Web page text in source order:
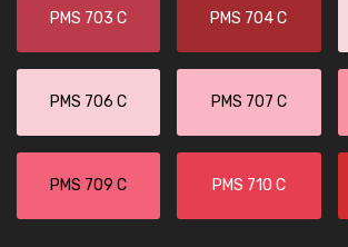
PMS 703 C PMS 704 C
PMS 706 C PMS 707 C
PMS 709 C PMS 710 C